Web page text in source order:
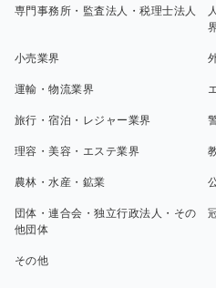
専門事務所・監査法人・税理士法人
小売業界
運輸・物流業界
旅行・宿泊・レジャー業界
理容・美容・エステ業界
農林・水産・鉱業
団体・連合会・独立行政法人・その
他団体
その他